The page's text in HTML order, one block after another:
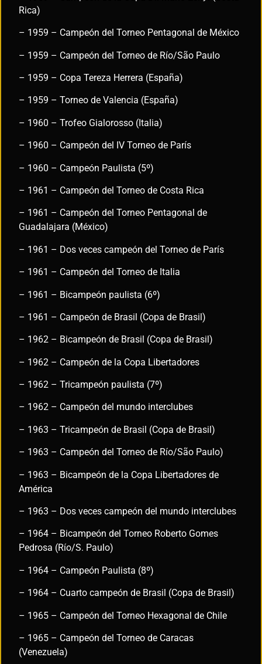
Rica)
– 1959 – Campeón del Torneo Pentagonal de México
– 1959 – Campeón del Torneo de Río/São Paulo
– 1959 – Copa Tereza Herrera (España)
– 1959 – Torneo de Valencia (España)
– 1960 – Trofeo Gialorosso (Italia)
– 1960 – Campeón del IV Torneo de París
– 1960 – Campeón Paulista (5º)
– 1961 – Campeón del Torneo de Costa Rica
– 1961 – Campeón del Torneo Pentagonal de
Guadalajara (México)
– 1961 – Dos veces campeón del Torneo de París
– 1961 – Campeón del Torneo de Italia
– 1961 – Bicampeón paulista (6º)
– 1961 – Campeón de Brasil (Copa de Brasil)
– 1962 – Bicampeón de Brasil (Copa de Brasil)
– 1962 – Campeón de la Copa Libertadores
– 1962 – Tricampeón paulista (7º)
– 1962 – Campeón del mundo interclubes
– 1963 – Tricampeón de Brasil (Copa de Brasil)
– 1963 – Campeón del Torneo de Río/São Paulo)
– 1963 – Bicampeón de la Copa Libertadores de
América
– 1963 – Dos veces campeón del mundo interclubes
– 1964 – Bicampeón del Torneo Roberto Gomes
Pedrosa (Río/S. Paulo)
– 1964 – Campeón Paulista (8º)
– 1964 – Cuarto campeón de Brasil (Copa de Brasil)
– 1965 – Campeón del Torneo Hexagonal de Chile
– 1965 – Campeón del Torneo de Caracas
(Venezuela)